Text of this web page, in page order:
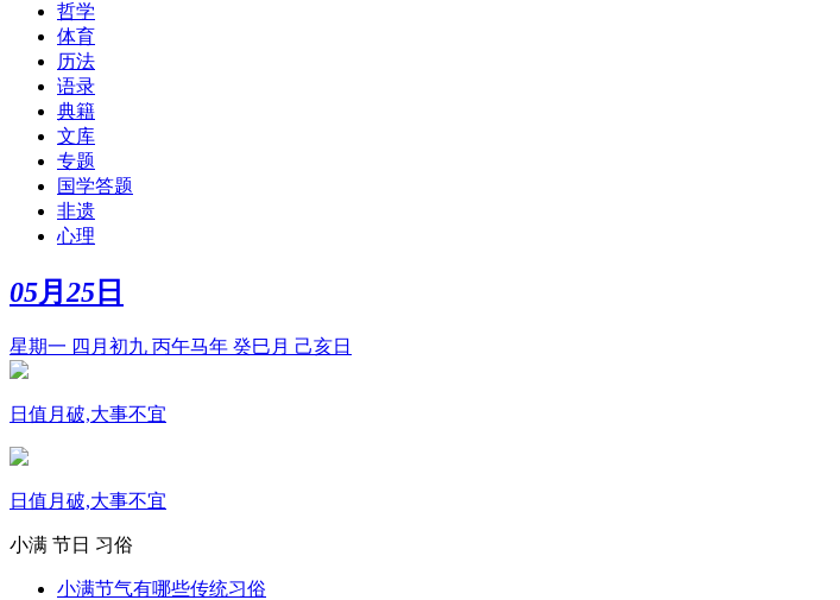
哲学
体育
历法
语录
典籍
文库
专题
国学答题
非遗
心理
05月 25 日
星期一 四月初九 丙午马年 癸巳月 己亥日
日值月破,大事不宜
日值月破,大事不宜
小满 节日 习俗
小满节气有哪些传统习俗